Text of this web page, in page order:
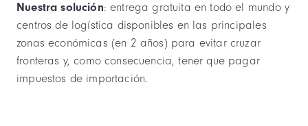
Nuestra solución: entrega gratuita en todo el mundo y
centros de logística disponibles en las principales
zonas económicas (en 2 años) para evitar cruzar
fronteras y, como consecuencia, tener que pagar
impuestos de importación.